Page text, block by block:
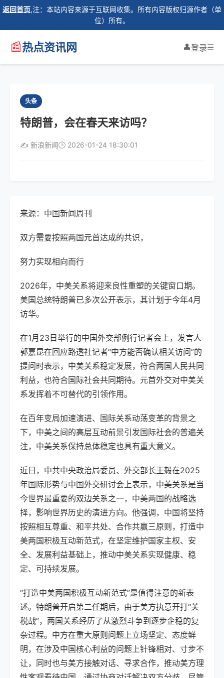
返回首页,注：本站内容来源于互联网收集。所有内容版权归源作者（单
位）所有。
📰热点资讯网 👤登录☰
头条
特朗普，会在春天来访吗？
✍️ 新浪新闻🕒 2026-01-24 18:30:01
来源：中国新闻周刊
双方需要按照两国元首达成的共识，
努力实现相向而行
2026年，中美关系将迎来良性重塑的关键窗口期。
美国总统特朗普已多次公开表示，其计划于今年4月
访华。
在1月23日举行的中国外交部例行记者会上，发言人
郭嘉昆在回应路透社记者“中方能否确认相关访问”的
提问时表示，中美关系稳定发展，符合两国人民共同
利益，也符合国际社会共同期待。元首外交对中美关
系发挥着不可替代的引领作用。
在百年变局加速演进、国际关系动荡变革的背景之
下，中美之间的高层互动前景引发国际社会的普遍关
注，中美关系保持总体稳定也具有重大意义。
近日，中共中央政治局委员、外交部长王毅在2025
年国际形势与中国外交研讨会上表示，中美关系是当
今世界最重要的双边关系之一，中美两国的战略选
择，影响世界历史的演进方向。他强调，中国将坚持
按照相互尊重、和平共处、合作共赢三原则，打造中
美两国积极互动新范式，在坚定维护国家主权、安
全、发展利益基础上，推动中美关系实现健康、稳
定、可持续发展。
“打造中美两国积极互动新范式”是值得注意的新表
述。特朗普开启第二任期后，由于美方执意开打“关
税战”，两国关系经历了从激烈斗争到逐步企稳的复
杂过程。中方在重大原则问题上立场坚定、态度鲜
明，在涉及中国核心利益的问题上针锋相对、寸步不
让，同时也与美方接触对话、寻求合作，推动美方理